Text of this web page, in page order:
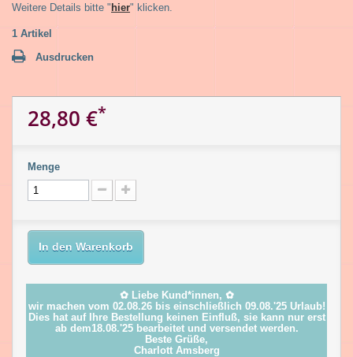
Weitere Details bitte "hier" klicken.
1 Artikel
Ausdrucken
28,80 €*
Menge
In den Warenkorb
✿ Liebe Kund*innen, ✿
wir machen vom 02.08.26 bis einschließlich 09.08.'25 Urlaub!
Dies hat auf Ihre Bestellung keinen Einfluß, sie kann nur erst
ab dem18.08.'25 bearbeitet und versendet werden.
Beste Grüße,
Charlott Amsberg